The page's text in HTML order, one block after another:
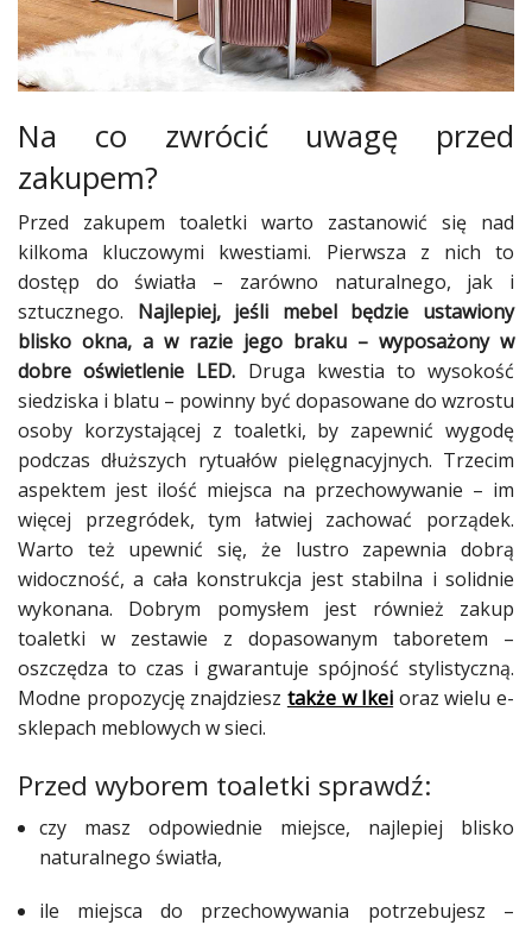
Na co zwrócić uwagę przed
zakupem?
Przed zakupem toaletki warto zastanowić się nad
kilkoma kluczowymi kwestiami. Pierwsza z nich to
dostęp do światła – zarówno naturalnego, jak i
sztucznego. Najlepiej, jeśli mebel będzie ustawiony
blisko okna, a w razie jego braku – wyposażony w
dobre oświetlenie LED. Druga kwestia to wysokość
siedziska i blatu – powinny być dopasowane do wzrostu
osoby korzystającej z toaletki, by zapewnić wygodę
podczas dłuższych rytuałów pielęgnacyjnych. Trzecim
aspektem jest ilość miejsca na przechowywanie – im
więcej przegródek, tym łatwiej zachować porządek.
Warto też upewnić się, że lustro zapewnia dobrą
widoczność, a cała konstrukcja jest stabilna i solidnie
wykonana. Dobrym pomysłem jest również zakup
toaletki w zestawie z dopasowanym taboretem –
oszczędza to czas i gwarantuje spójność stylistyczną.
Modne propozycję znajdziesz także w Ikei oraz wielu e-
sklepach meblowych w sieci.
Przed wyborem toaletki sprawdź:
czy masz odpowiednie miejsce, najlepiej blisko
naturalnego światła,
ile miejsca do przechowywania potrzebujesz –